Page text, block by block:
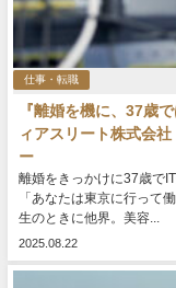
仕事・転職
『離婚を機に、37歳
ィアスリート株式会
ー
離婚をきっかけに37歳で
「あなたは東京に行って
生のときに他界。美容...
2025.08.22